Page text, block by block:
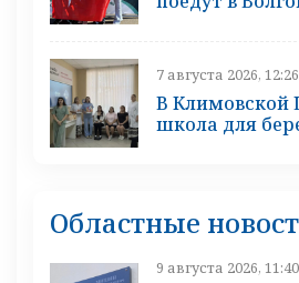
7 августа 2026, 12:26
В Климовской
школа для
Областные
9 августа 2026, 11:40